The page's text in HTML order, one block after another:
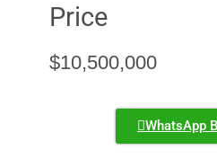
Price
$10,500,000
WhatsApp